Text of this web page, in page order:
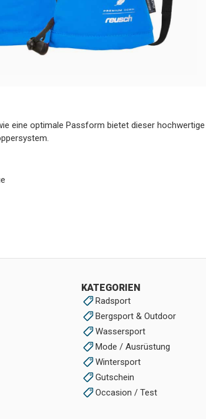
eine optimale Passform bietet dieser hochwertige
KATEGORIEN
Radsport
Bergsport & Outdoor
Wassersport
Mode / Ausrüstung
Wintersport
Gutschein
Occasion / Test